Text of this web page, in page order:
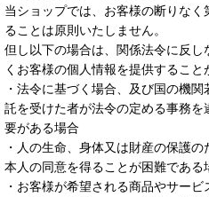
当ショップでは、お客様の断りな
ることは原則いたしません。
但し以下の場合は、関係法令に反
くお客様の個人情報を提供すること
・法令に基づく場合、及び国の機
託を受けた者が法令の定める事務
要がある場合
・人の生命、身体又は財産の保護の
本人の同意を得ることが困難である
・お客様が希望される商品やサー